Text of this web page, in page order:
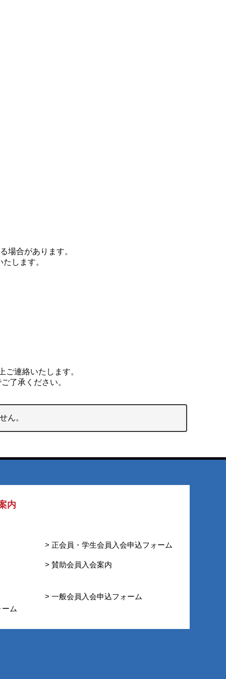
場合があります。
します。
連絡いたします。
了承ください。
ん。
内
> 正会員・学生会員入会申込フォーム
> 賛助会員入会案内
> 一般会員入会申込フォーム
ム